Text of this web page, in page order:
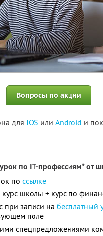
Вопросы по акции
для IOS или Android и
по IT-профессиям* от
по ссылке
школы + курс по
при записи на бесплатный
поле
спецпредложениями